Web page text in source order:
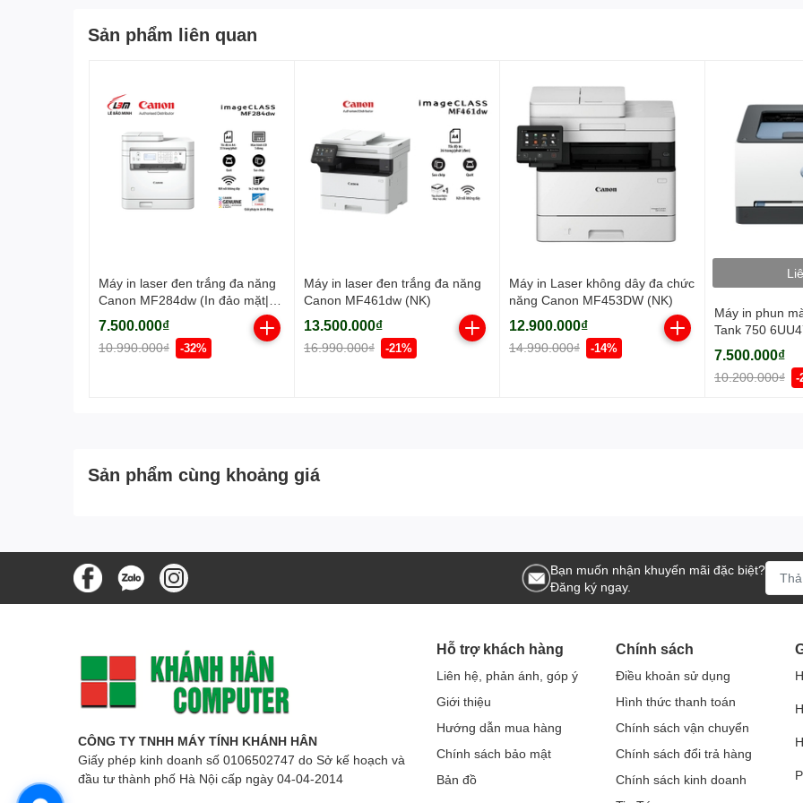
Sản phẩm liên quan
Máy in laser đen trắng đa năng
Canon MF284dw (In đảo mặt|
Copy| Scan| ADF A4| A5| USB|
LAN| WIFI)
7.500.000₫
10.990.000₫ -32%
Máy in laser đen trắng đa năng
Canon MF461dw (NK)
13.500.000₫
16.990.000₫ -21%
Máy in Laser không dây đa chức
năng Canon MF453DW (NK)
12.900.000₫
14.990.000₫ -14%
Máy in phun
Tank 750
Copy/ Scan/
USB/ WIFI)
7.500.000₫
10.200.000₫ -
Sản phẩm cùng khoảng giá
Bạn muốn nhận khuyến mãi đặc biệt?
Đăng ký ngay.
CÔNG TY TNHH MÁY TÍNH KHÁNH HÂN
Giấy phép kinh doanh số 0106502747 do Sở kế hoạch và
đầu tư thành phố Hà Nội cấp ngày 04-04-2014
Hỗ trợ khách hàng
Liên hệ, phản ánh, góp ý
Giới thiệu
Hướng dẫn mua hàng
Chính sách bảo mật
Bản đồ
Chính sách
Điều khoản sử dụng
Hình thức thanh toán
Chính sách vận chuyển
Chính sách đổi trả hàng
Chính sách kinh doanh